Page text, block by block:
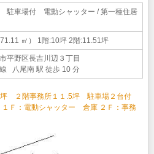
車場付 電動シャッター / 第一種住居
㎡） 1階:10坪 2階:11.51坪
平野区長吉川辺３丁目
八尾南 駅 徒歩 10 分
２階事務所１１.5坪 駐車場２台付
１Ｆ：電動シャッター 倉庫 ２Ｆ：事務